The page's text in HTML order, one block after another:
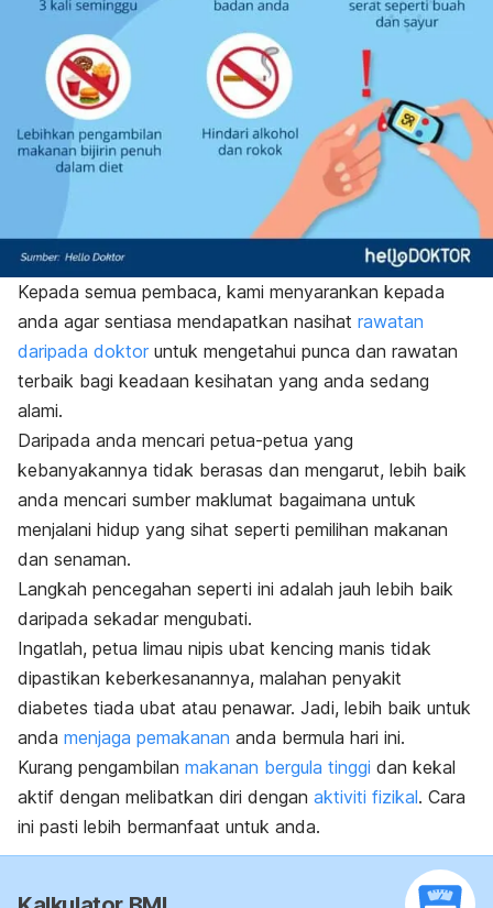
Kepada semua pembaca, kami menyarankan kepada
anda agar sentiasa mendapatkan nasihat rawatan
daripada doktor untuk mengetahui punca dan rawatan
terbaik bagi keadaan kesihatan yang anda sedang
alami.
Daripada anda mencari petua-petua yang
kebanyakannya tidak berasas dan mengarut, lebih baik
anda mencari sumber maklumat bagaimana untuk
menjalani hidup yang sihat seperti pemilihan makanan
dan senaman.
Langkah pencegahan seperti ini adalah jauh lebih baik
daripada sekadar mengubati.
Ingatlah, petua limau nipis ubat kencing manis tidak
dipastikan keberkesanannya, malahan penyakit
diabetes tiada ubat atau penawar. Jadi, lebih baik untuk
anda menjaga pemakanan anda bermula hari ini.
Kurang pengambilan makanan bergula tinggi dan kekal
aktif dengan melibatkan diri dengan aktiviti fizikal. Cara
ini pasti lebih bermanfaat untuk anda.